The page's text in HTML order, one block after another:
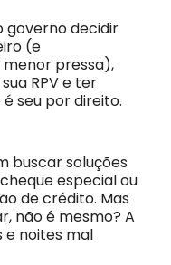
governo decidir
(e
pressa),
RPV e ter
seu por direito.
buscar soluções
especial ou
de crédito. Mas
não é mesmo? A
e noites mal